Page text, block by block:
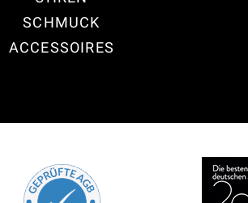
SCHMUCK
ACCESSOIRES